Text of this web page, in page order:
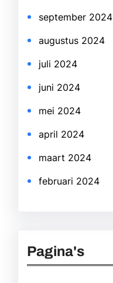
september 2024
augustus 2024
juli 2024
juni 2024
mei 2024
april 2024
maart 2024
februari 2024
Pagina's